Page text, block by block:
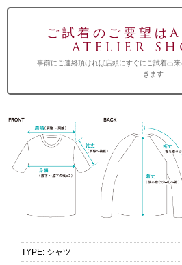
ご試着のご要望
ATELIER
事前にご連絡頂ければ店頭にすぐにご試着出
きます
TYPE: シャツ